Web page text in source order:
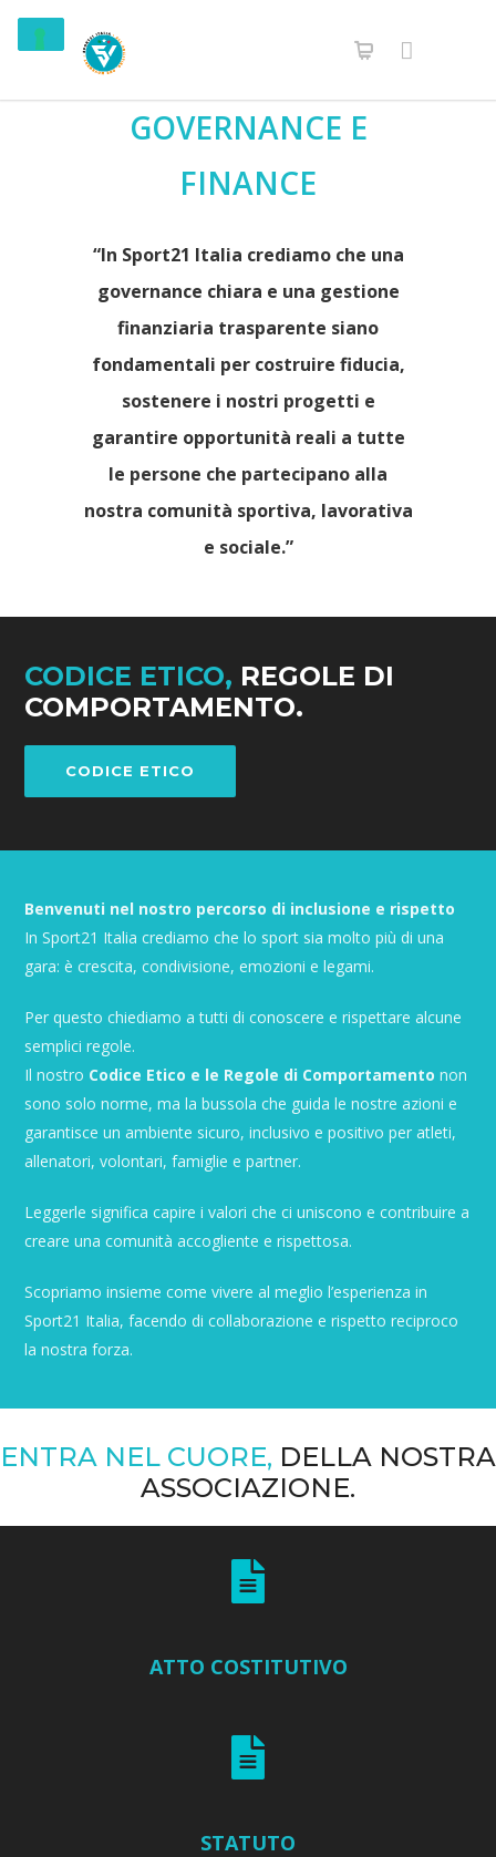
GOVERNANCE E
FINANCE
“In Sport21 Italia crediamo che una
governance chiara e una gestione
finanziaria trasparente siano
fondamentali per costruire fiducia,
sostenere i nostri progetti e
garantire opportunità reali a tutte
le persone che partecipano alla
nostra comunità sportiva, lavorativa
e sociale.”
CODICE ETICO, REGOLE DI
COMPORTAMENTO.
CODICE ETICO
Benvenuti nel nostro percorso di inclusione e rispetto
In Sport21 Italia crediamo che lo sport sia molto più di una
gara: è crescita, condivisione, emozioni e legami.
Per questo chiediamo a tutti di conoscere e rispettare alcune
semplici regole.
Il nostro Codice Etico e le Regole di Comportamento non
sono solo norme, ma la bussola che guida le nostre azioni e
garantisce un ambiente sicuro, inclusivo e positivo per atleti,
allenatori, volontari, famiglie e partner.
Leggerle significa capire i valori che ci uniscono e contribuire a
creare una comunità accogliente e rispettosa.
Scopriamo insieme come vivere al meglio l’esperienza in
Sport21 Italia, facendo di collaborazione e rispetto reciproco
la nostra forza.
ENTRA NEL CUORE, DELLA NOSTRA
ASSOCIAZIONE.
ATTO COSTITUTIVO
STATUTO